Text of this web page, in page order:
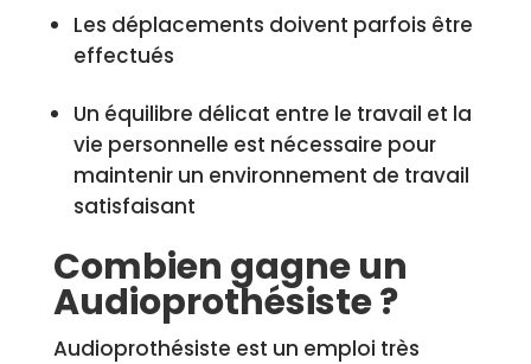
Les déplacements doivent parfois être
effectués
Un équilibre délicat entre le travail et la
vie personnelle est nécessaire pour
maintenir un environnement de travail
satisfaisant
Combien gagne un
Audioprothésiste ?
Audioprothésiste est un emploi très